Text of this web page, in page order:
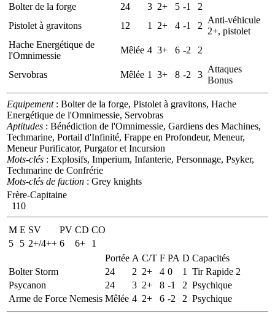
Bolter de la forge
24 3 2+ 5 -1
2
Pistolet à gravitons
12 1 2+ 4 -1 2
Anti-véhicule
2+, pistolet
Hache Energétique de
l'Omnimessie
Mêlée 4 3+ 6 -2 2
Servobras Mêlée 1 3+ 8 -2 3
Attaques
Bonus
Equipement: Bolter de la forge, Pistolet à gravitons, Hache
Energétique de l'Omnimessie, Servobras
Aptitudes : Bénédiction de l'Omnimessie, Gardiens des Machines,
Techmarine, Portail d'Infinité, Frappe en Profondeur, Meneur,
Meneur Purificator, Purgator et Incursion
Mots-clés : Explosifs, Imperium, Infanterie, Personnage, Psyker,
Techmarine de Confrérie
Mots-clés de faction : Grey knights
Frère-Capitaine
110
M E SV PV CD CO
5
5 2+/4++ 6 6+
1
Portée A C/T F PA D Capacités
Bolter Storm
24 2 2+ 4 0 1
Tir Rapide 2
Psycanon
24 3 2+ 8 -1 2 Psychique
Arme de Force Nemesis Mêlée 4 2+ 6 -2 2 Psychique